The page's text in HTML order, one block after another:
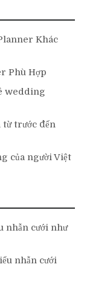
Khác
Phù Hợp
wedding
từ trước đến
của người Việt
nhẫn cưới như
nhẫn cưới